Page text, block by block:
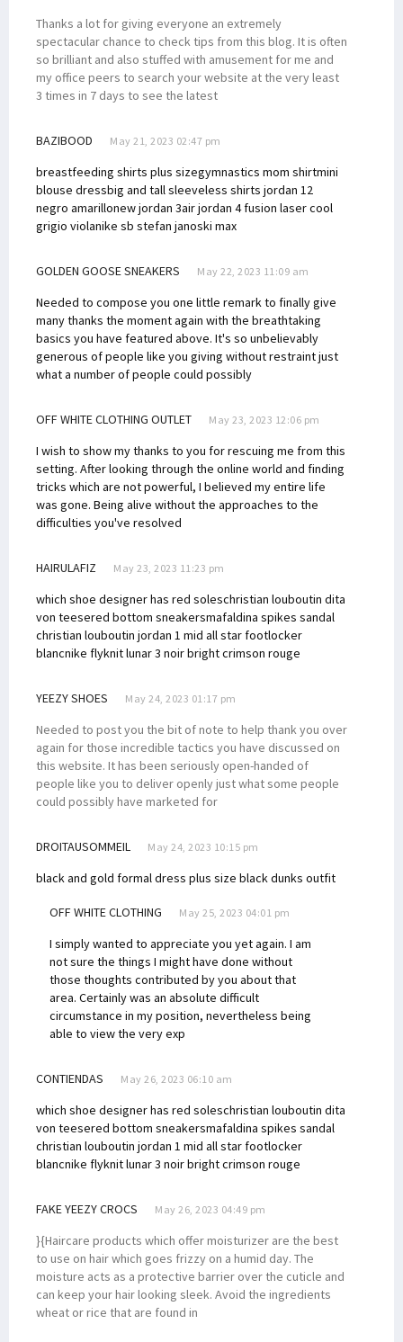
Thanks a lot for giving everyone an extremely
spectacular chance to check tips from this blog. It is often
so brilliant and also stuffed with amusement for me and
my office peers to search your website at the very least
3 times in 7 days to see the latest
BAZIBOOD May 21, 2023 02:47 pm
breastfeeding shirts plus sizegymnastics mom shirtmini
blouse dressbig and tall sleeveless shirts jordan 12
negro amarillonew jordan 3air jordan 4 fusion laser cool
grigio violanike sb stefan janoski max
GOLDEN GOOSE SNEAKERS May 22, 2023 11:09 am
Needed to compose you one little remark to finally give
many thanks the moment again with the breathtaking
basics you have featured above. It's so unbelievably
generous of people like you giving without restraint just
what a number of people could possibly
OFF WHITE CLOTHING OUTLET May 23, 2023 12:06 pm
I wish to show my thanks to you for rescuing me from this
setting. After looking through the online world and finding
tricks which are not powerful, I believed my entire life
was gone. Being alive without the approaches to the
difficulties you've resolved
HAIRULAFIZ May 23, 2023 11:23 pm
which shoe designer has red soleschristian louboutin dita
von teesered bottom sneakersmafaldina spikes sandal
christian louboutin jordan 1 mid all star footlocker
blancnike flyknit lunar 3 noir bright crimson rouge
YEEZY SHOES May 24, 2023 01:17 pm
Needed to post you the bit of note to help thank you over
again for those incredible tactics you have discussed on
this website. It has been seriously open-handed of
people like you to deliver openly just what some people
could possibly have marketed for
DROITAUSOMMEIL May 24, 2023 10:15 pm
black and gold formal dress plus size black dunks outfit
OFF WHITE CLOTHING May 25, 2023 04:01 pm
I simply wanted to appreciate you yet again. I am
not sure the things I might have done without
those thoughts contributed by you about that
area. Certainly was an absolute difficult
circumstance in my position, nevertheless being
able to view the very exp
CONTIENDAS May 26, 2023 06:10 am
which shoe designer has red soleschristian louboutin dita
von teesered bottom sneakersmafaldina spikes sandal
christian louboutin jordan 1 mid all star footlocker
blancnike flyknit lunar 3 noir bright crimson rouge
FAKE YEEZY CROCS May 26, 2023 04:49 pm
}{Haircare products which offer moisturizer are the best
to use on hair which goes frizzy on a humid day. The
moisture acts as a protective barrier over the cuticle and
can keep your hair looking sleek. Avoid the ingredients
wheat or rice that are found in